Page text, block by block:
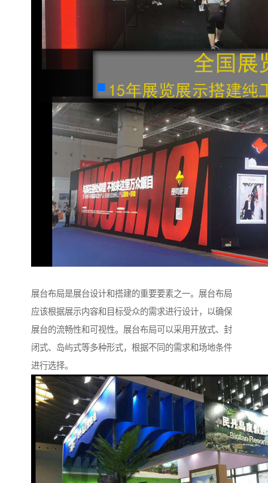
展台布局是展台设计和搭建的重要要素之一。展台布局
应该根据展示内容和目标受众的需求进行设计，以确保
展台的流畅性和可视性。展台布局可以采用开放式、封
闭式、岛屿式等多种形式，根据不同的需求和场地条件
进行选择。